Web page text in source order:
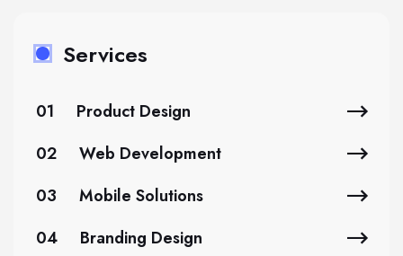
Services
01
Product Design
02
Web Development
03
Mobile Solutions
04
Branding Design